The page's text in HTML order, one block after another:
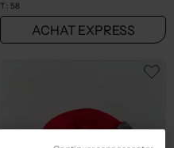
T : 58
ACHAT EXPRESS